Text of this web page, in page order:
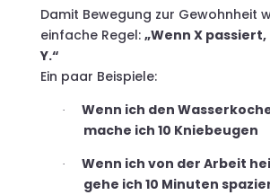
Damit Bewegung zur Gewohnheit
einfache Regel: „Wenn X
Y.“
Ein paar Beispiele:
·
Wenn ich den
mache ich 10 Kniebeugen
·
Wenn ich von der Arbeit
gehe ich 10 Minuten